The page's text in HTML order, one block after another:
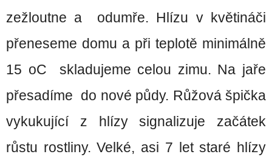
zežloutne a odumře. Hlízu v květináči
přeneseme domu a při teplotě minimálně
15 oC skladujeme celou zimu. Na jaře
přesadíme do nové půdy. Růžová špička
vykukující z hlízy signalizuje začátek
růstu rostliny. Velké, asi 7 let staré hlízy